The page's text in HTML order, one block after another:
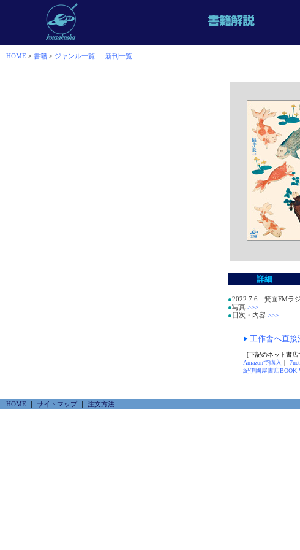
HOME > 書籍 > ジャンル一覧 ｜ 新刊一覧
詳細
●2022.7.6 箕面FMラ
●写真 >>>
●目次・内容 >>>
工作舎へ直
［下記のネット書
Amazonで購入 ｜
紀伊國屋書店BOOK
HOME ｜ サイトマップ｜ 注文方法